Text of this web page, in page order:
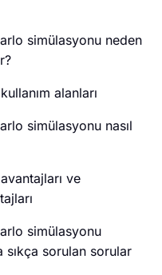
simülasyonu neden
alanları
simülasyonu nasıl
ve
simülasyonu
sıkça sorulan sorular